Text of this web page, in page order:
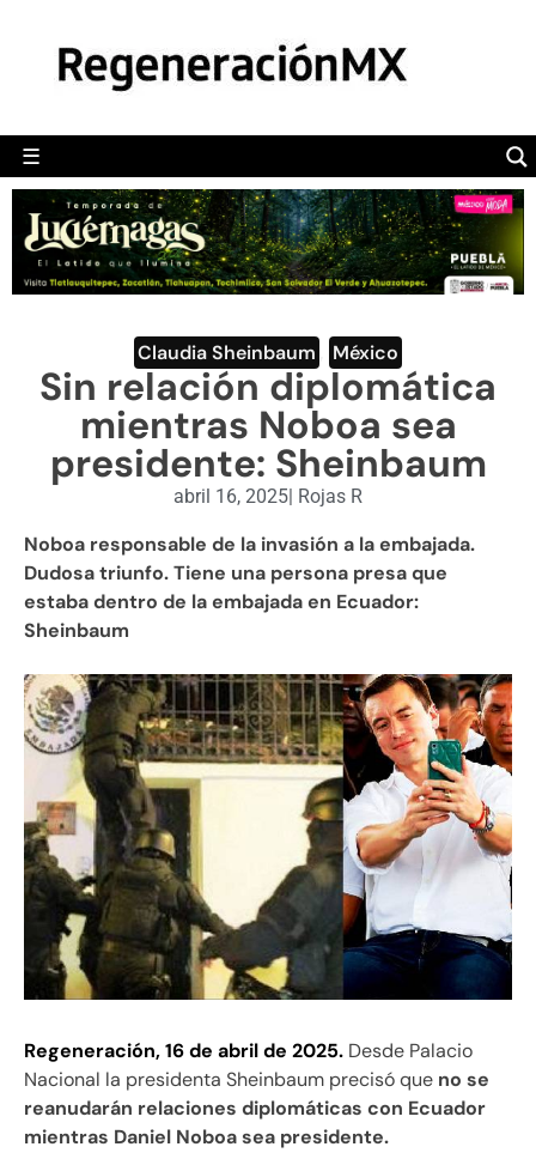
☰
POLÍTICA
CAMALEÓN
OPINIÓN
DEPORTES
ENGLISH SECTION
VIDEOS
Claudia Sheinbaum México
Sin relación diplomática
mientras Noboa sea
presidente: Sheinbaum
abril 16, 2025| Rojas R
Noboa responsable de la invasión a la embajada.
Dudosa triunfo. Tiene una persona presa que
estaba dentro de la embajada en Ecuador:
Sheinbaum
Regeneración, 16 de abril de 2025. Desde Palacio
Nacional la presidenta Sheinbaum precisó que no se
reanudarán relaciones diplomáticas con Ecuador
mientras Daniel Noboa sea presidente.